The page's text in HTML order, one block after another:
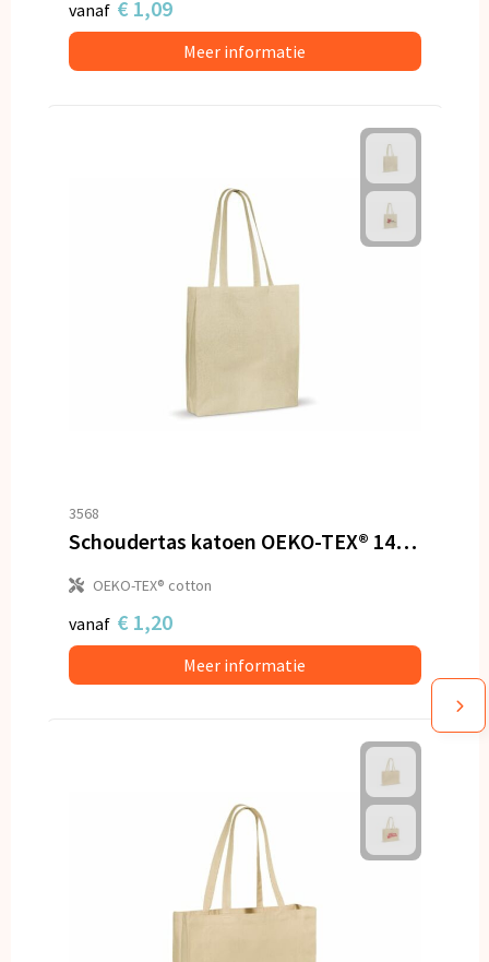
vanaf € 1,09
Meer informatie
3568
Schoudertas katoen OEKO-TEX® 140g/m² 38x10x42cm
OEKO-TEX® cotton
vanaf € 1,20
Meer informatie